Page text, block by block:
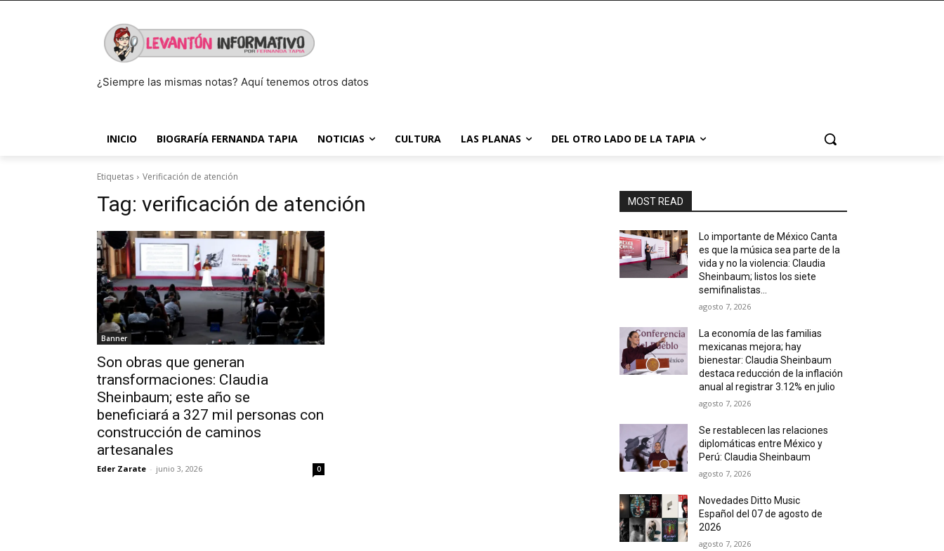
¿Siempre las mismas notas? Aquí tenemos otros datos
INICIO BIOGRAFÍA FERNANDA TAPIA NOTICIAS CULTURA LAS PLANAS DEL OTRO LADO DE LA TAPIA
Etiquetas Verificación de atención
Tag: verificación de atención
Banner
Son obras que generan
transformaciones: Claudia
Sheinbaum; este año se
beneficiará a 327 mil personas con
construcción de caminos
artesanales
Eder Zarate - junio 3, 2026 0
MOST READ
Lo importante de México Canta
es que la música sea parte de la
vida y no la violencia: Claudia
Sheinbaum; listos los siete
semifinalistas...
agosto 7, 2026
La economía de las familias
mexicanas mejora; hay
bienestar: Claudia Sheinbaum
destaca reducción de la inflación
anual al registrar 3.12% en julio
agosto 7, 2026
Se restablecen las relaciones
diplomáticas entre México y
Perú: Claudia Sheinbaum
agosto 7, 2026
Novedades Ditto Music
Español del 07 de agosto de
2026
agosto 7, 2026